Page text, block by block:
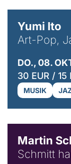
Yumi Ito
Art-Pop,
DO., 08.
30 EUR / 15
MUSIK
Martin
Schmitt